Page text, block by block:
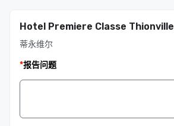
Hotel Premiere Classe Thionville
蒂永维尔
*报告问题